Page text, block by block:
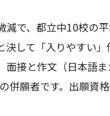
で、都立中10校の
して「入りやすい
接と作文（日本語
併願者です。出願資